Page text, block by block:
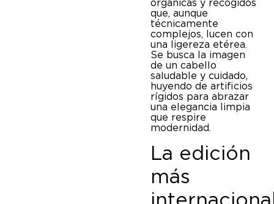
orgánicas y recogidos
que, aunque
técnicamente
complejos, lucen con
una ligereza etérea.
Se busca la imagen
de un cabello
saludable y cuidado,
huyendo de artificios
rígidos para abrazar
una elegancia limpia
que respire
modernidad.
La edición
más